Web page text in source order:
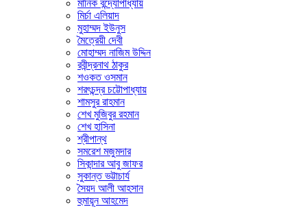
মানিক বন্দ্যোপাধ্যায়
মির্চা এলিয়াদ
মুহাম্মদ ইউনুস
মৈত্রেয়ী দেবী
মোহাম্মদ নাজিম উদ্দিন
রবীন্দ্রনাথ ঠাকুর
শওকত ওসমান
শরৎচন্দ্র চট্টোপাধ্যায়
শামসুর রাহমান
শেখ মুজিবুর রহমান
শেখ হাসিনা
শ্রীপান্থ
সমরেশ মজুমদার
সিকান্দার আবু জাফর
সুকান্ত ভট্টাচার্য
সৈয়দ আলী আহসান
হুমায়ূন আহমেদ